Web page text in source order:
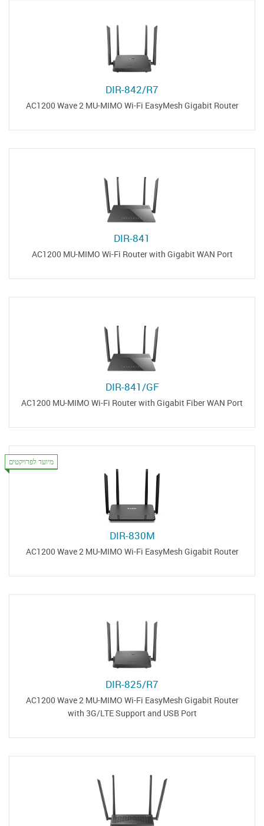
DIR-842/R7
AC1200 Wave 2 MU-MIMO Wi-Fi EasyMesh Gigabit Router
DIR-841
AC1200 MU-MIMO Wi-Fi Router with Gigabit WAN Port
DIR-841/GF
AC1200 MU-MIMO Wi-Fi Router with Gigabit Fiber WAN Port
מיועד לפרויקטים
DIR-830M
AC1200 Wave 2 MU-MIMO Wi-Fi EasyMesh Gigabit Router
DIR-825/R7
AC1200 Wave 2 MU-MIMO Wi-Fi EasyMesh Gigabit Router
with 3G/LTE Support and USB Port